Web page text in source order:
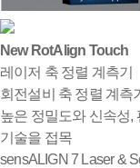
New RotAlign Touch
레이저 축 정렬 계측기
회전설비 축 정렬 계측기
높은 정밀도와 신속성,
기술을 접목
sensALIGN 7 Laser &